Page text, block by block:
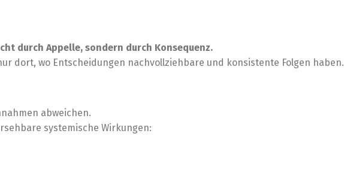
durch Appelle, sondern durch Konsequenz.
dort, wo Entscheidungen nachvollziehbare und konsistente Folgen haben.
abweichen.
systemische Wirkungen: